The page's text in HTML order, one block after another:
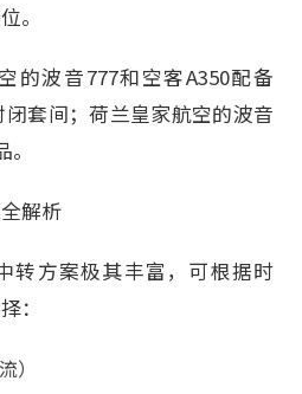
。
的波音777和空客A350配备
套间；荷兰皇家航空的波音
解析
转方案极其丰富，可根据时
：
）